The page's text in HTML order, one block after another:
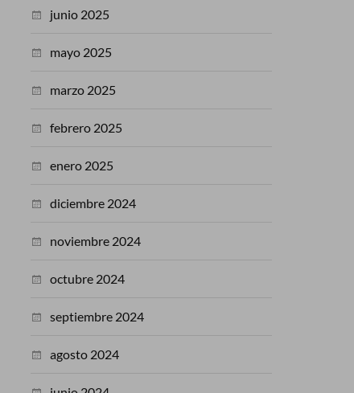
junio 2025
mayo 2025
marzo 2025
febrero 2025
enero 2025
diciembre 2024
noviembre 2024
octubre 2024
septiembre 2024
agosto 2024